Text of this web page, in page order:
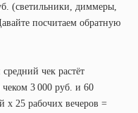
(светильники, диммеры,
посчитаем обратную
чек растёт
3 000 руб. и 60
x 25 рабочих вечеров =